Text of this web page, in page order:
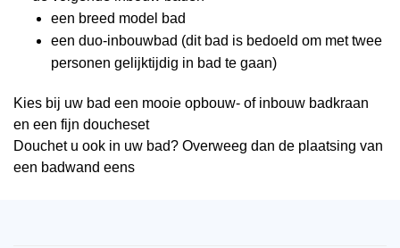
een breed model bad
een duo-inbouwbad (dit bad is bedoeld om met twee
personen gelijktijdig in bad te gaan)
Kies bij uw bad een mooie opbouw- of inbouw badkraan
en een fijn doucheset
Douchet u ook in uw bad? Overweeg dan de plaatsing van
een badwand eens